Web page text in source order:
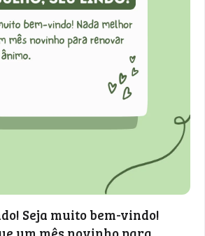
Seja muito bem-vindo!